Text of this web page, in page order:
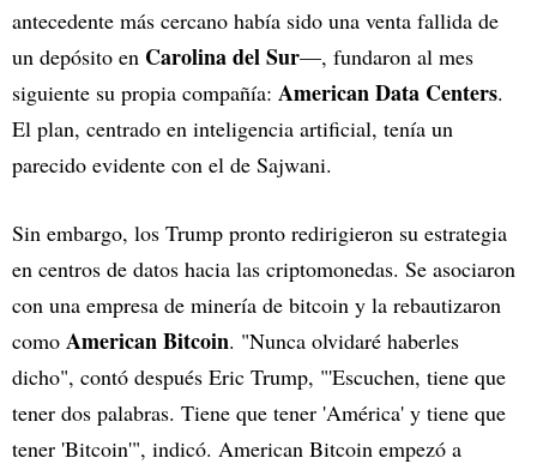
antecedente más cercano había sido una venta fallida de
un depósito en Carolina del Sur—, fundaron al mes
siguiente su propia compañía: American Data Centers.
El plan, centrado en inteligencia artificial, tenía un
parecido evidente con el de Sajwani.
Sin embargo, los Trump pronto redirigieron su estrategia
en centros de datos hacia las criptomonedas. Se asociaron
con una empresa de minería de bitcoin y la rebautizaron
como American Bitcoin. "Nunca olvidaré haberles
dicho", contó después Eric Trump, "'Escuchen, tiene que
tener dos palabras. Tiene que tener 'América' y tiene que
tener 'Bitcoin'", indicó. American Bitcoin empezó a